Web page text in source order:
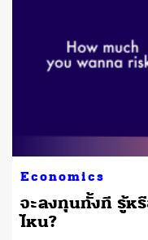
Economics
จะลงทุนทั้งที รู้ห
ไหน?